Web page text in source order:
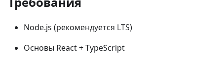
Node.js (рекомендуется LTS)
Основы React + TypeScript